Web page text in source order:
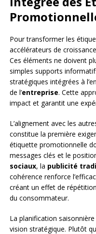
Pour transformer les
accélérateurs de
Ces éléments ne doivent
simples supports
stratégiques intégrées à
de l’entreprise. Cette
impact et garantit une
L’alignement avec les
constitue la première
étiquette promotionnelle
messages clés et le
sociaux, la publicité
cohérence renforce
créant un effet de
du consommateur.
La planification
vision stratégique. Plutôt